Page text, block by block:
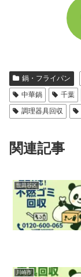
鍋・フライパン
中華鍋
千葉
調理器具回収
関連記事
世田谷区
川崎市